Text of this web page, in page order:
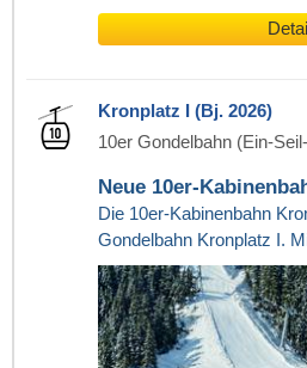
Kronplatz I (Bj. 2026)
10er Gondelbahn (Ein-
Neue 10er-
Die 10er-Kabinenbahn
Gondelbahn Kronplatz I.